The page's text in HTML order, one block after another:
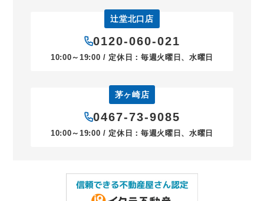
辻堂北口店
0120-060-021
10:00～19:00 / 定休日：毎週火曜日、水曜日
茅ヶ崎店
0467-73-9085
10:00～19:00 / 定休日：毎週火曜日、水曜日